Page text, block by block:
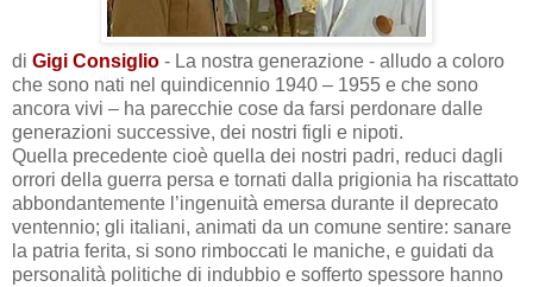
di Gigi Consiglio - La nostra generazione - alludo a coloro
che sono nati nel quindicennio 1940 – 1955 e che sono
ancora vivi – ha parecchie cose da farsi perdonare dalle
generazioni successive, dei nostri figli e nipoti.
Quella precedente cioè quella dei nostri padri, reduci dagli
orrori della guerra persa e tornati dalla prigionia ha riscattato
abbondantemente l’ingenuità emersa durante il deprecato
ventennio; gli italiani, animati da un comune sentire: sanare
la patria ferita, si sono rimboccati le maniche, e guidati da
personalità politiche di indubbio e sofferto spessore hanno